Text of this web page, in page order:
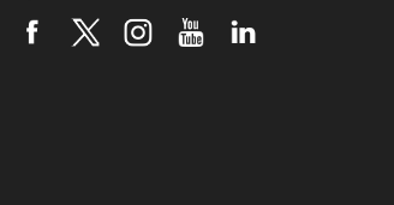
robótica FIRST 2026! (video)